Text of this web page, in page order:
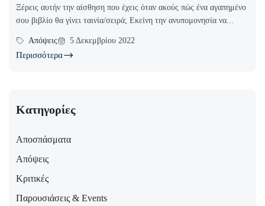
Ξέρεις αυτήν την αίσθηση που έχεις όταν ακούς πώς ένα αγαπημένο
σου βιβλίο θα γίνει ταινία/σειρά; Εκείνη την ανυπομονησία να...
Απόψεις 5 Δεκεμβρίου 2022
Περισσότερα
Κατηγορίες
Αποσπάσματα
Απόψεις
Κριτικές
Παρουσιάσεις & Events